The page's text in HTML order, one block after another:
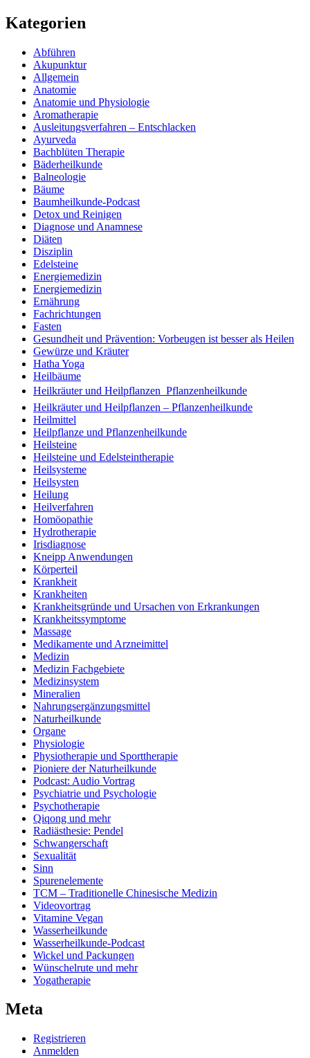
Kategorien
Abführen
Akupunktur
Allgemein
Anatomie
Anatomie und Physiologie
Aromatherapie
Ausleitungsverfahren – Entschlacken
Ayurveda
Bachblüten Therapie
Bäderheilkunde
Balneologie
Bäume
Baumheilkunde-Podcast
Detox und Reinigen
Diagnose und Anamnese
Diäten
Disziplin
Edelsteine
Energiemedizin
Energiemedizin
Ernährung
Fachrichtungen
Fasten
Gesundheit und Prävention: Vorbeugen ist besser als Heilen
Gewürze und Kräuter
Hatha Yoga
Heilbäume
Heilkräuter und Heilpflanzen  Pflanzenheilkunde
Heilkräuter und Heilpflanzen – Pflanzenheilkunde
Heilmittel
Heilpflanze und Pflanzenheilkunde
Heilsteine
Heilsteine und Edelsteintherapie
Heilsysteme
Heilsysten
Heilung
Heilverfahren
Homöopathie
Hydrotherapie
Irisdiagnose
Kneipp Anwendungen
Körperteil
Krankheit
Krankheiten
Krankheitsgründe und Ursachen von Erkrankungen
Krankheitssymptome
Massage
Medikamente und Arzneimittel
Medizin
Medizin Fachgebiete
Medizinsystem
Mineralien
Nahrungsergänzungsmittel
Naturheilkunde
Organe
Physiologie
Physiotherapie und Sporttherapie
Pioniere der Naturheilkunde
Podcast: Audio Vortrag
Psychiatrie und Psychologie
Psychotherapie
Qiqong und mehr
Radiästhesie: Pendel
Schwangerschaft
Sexualität
Sinn
Spurenelemente
TCM – Traditionelle Chinesische Medizin
Videovortrag
Vitamine Vegan
Wasserheilkunde
Wasserheilkunde-Podcast
Wickel und Packungen
Wünschelrute und mehr
Yogatherapie
Meta
Registrieren
Anmelden